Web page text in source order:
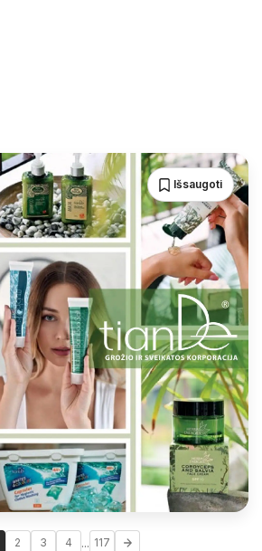
Išsaugoti
2 3 4 ... 117